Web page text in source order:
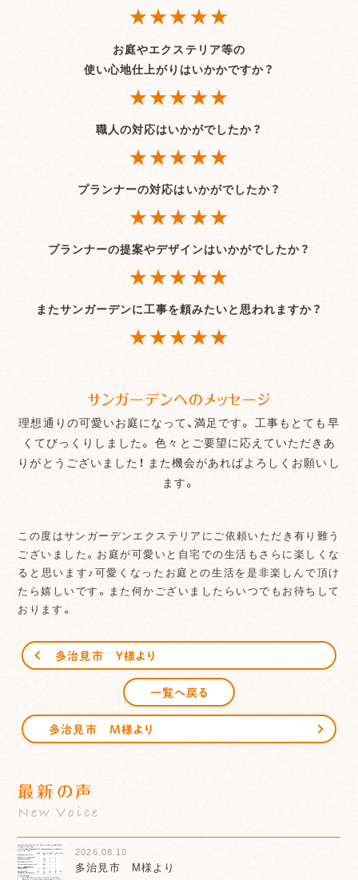
★★★★★
お庭やエクステリア等の
使い心地仕上がりはいかかですか？
★★★★★
職人の対応はいかがでしたか？
★★★★★
プランナーの対応はいかがでしたか？
★★★★★
プランナーの提案やデザインはいかがでしたか？
★★★★★
またサンガーデンに工事を頼みたいと思われますか？
★★★★★
サンガーデンへのメッセージ
理想通りの可愛いお庭になって、満足です。 工事もとても早
くてびっくりしました。 色々とご要望に応えていただきあ
りがとうございました！ また機会があればよろしくお願いし
ます。
この度はサンガーデンエクステリアにご依頼いただき有り難う
ございました。お庭が可愛いと自宅での生活もさらに楽しくな
ると思います♪可愛くなったお庭との生活を是非楽しんで頂け
たら嬉しいです。また何かございましたらいつでもお待ちして
おります。
多治見市 Y様より
一覧へ戻る
多治見市 M様より
最新の声
New Voice
2026.08.10
多治見市 M様より